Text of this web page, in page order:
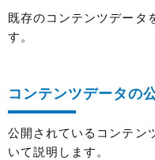
既存のコンテンツデータ
す。
コンテンツデータの
公開されているコンテン
いて説明します。